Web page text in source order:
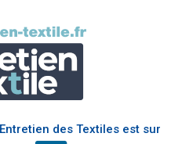
des Textiles est sur